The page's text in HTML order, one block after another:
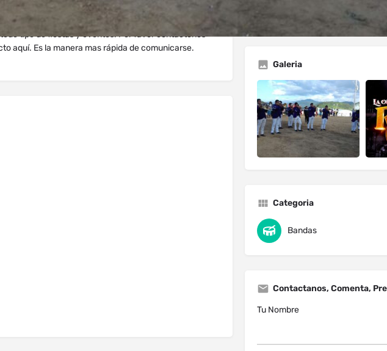
tipo de fiestas y eventos. Por favor contáctenos
aquí. Es la manera mas rápida de comunicarse.
Galeria
Categoria
Bandas
Contactanos, Comenta,
Tu Nombre